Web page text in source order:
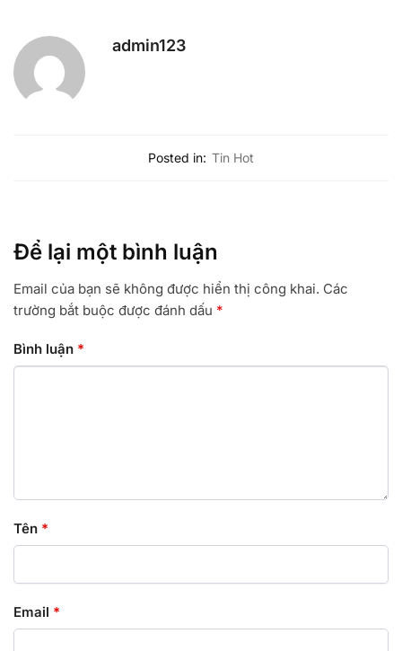
admin123
Posted in: Tin Hot
Để lại một bình luận
Email của bạn sẽ không được hiển thị công khai. Các
trường bắt buộc được đánh dấu *
Bình luận *
Tên *
Email *